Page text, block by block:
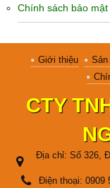
Chính sách bảo mật
Giới thiệu Sản
CTY
Địa chỉ: Số 326,
Điện thoại: 0909